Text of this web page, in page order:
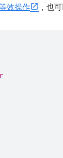
效操作 ，也